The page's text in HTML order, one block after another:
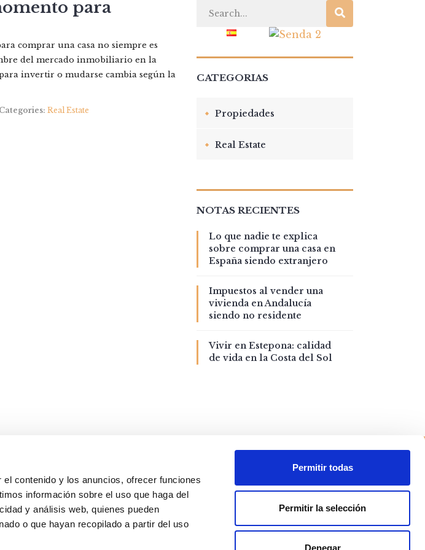
contenido y los anuncios, ofrecer funciones
información sobre el uso que haga del
y análisis web, quienes pueden
o que hayan recopilado a partir del uso
Permitir todas
Permitir la selección
Denegar
para
comprar una casa no siempre es
del mercado inmobiliario en la
invertir o mudarse cambia según la
Categories: Real Estate
CATEGORIAS
Propiedades
Real Estate
NOTAS RECIENTES
Lo que nadie te explica
sobre comprar una casa en
España siendo extranjero
Impuestos al vender una
vivienda en Andalucía
siendo no residente
Vivir en Estepona: calidad
de vida en la Costa del Sol
Estepona, Málaga
Privacidad